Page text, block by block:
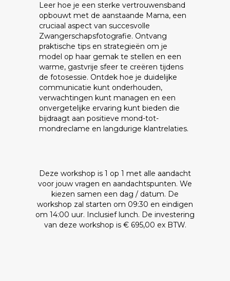
Deze workshop is 1 op 1 met alle aandacht
voor jouw vragen en aandachtspunten. We
kiezen samen een dag / datum. De
workshop zal starten om 09:30 en eindigen
om 14:00 uur. Inclusief lunch. De investering
van deze workshop is € 695,00 ex BTW.
Leer hoe je een sterke vertrouwensband
opbouwt met de aanstaande Mama, een
cruciaal aspect van succesvolle
Zwangerschapsfotografie. Ontvang
praktische tips en strategieën om je
model op haar gemak te stellen en een
warme, gastvrije sfeer te creëren tijdens
de fotosessie. Ontdek hoe je duidelijke
communicatie kunt onderhouden,
verwachtingen kunt managen en een
onvergetelijke ervaring kunt bieden die
bijdraagt aan positieve mond-tot-
mondreclame en langdurige klantrelaties.